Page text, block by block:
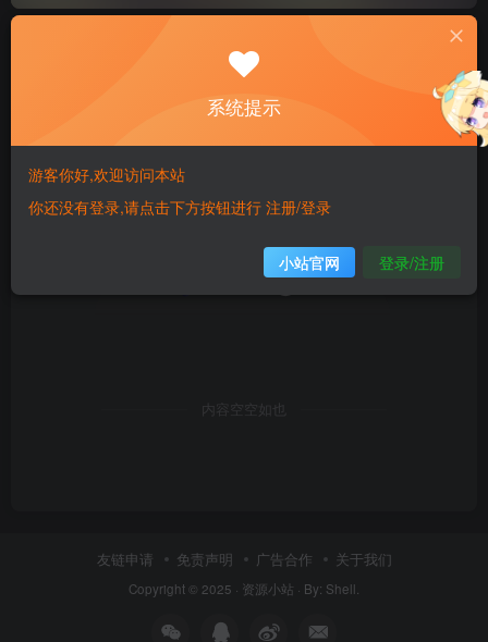
热门
内容空空如也
友链申请 免责声明 广告合作 关于我们
Copyright © 2025 · 资源小站 · By: Shell
系统提示
游客你好,欢迎访问本站
你还没有登录,请点击下方按钮进行 注册/登录
小站官网 登录/注册